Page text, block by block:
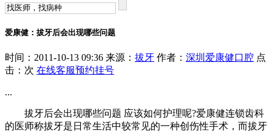
爱康健：拔牙后会出现哪些问题
时间：2011-10-13 09:36 来源： 拔牙 作者： 深圳爱康健口腔 点
击： 次 在线客服预约挂号
...
拔牙后会出现哪些问题 应该如何护理呢?爱康健连锁齿科
的医师称拔牙是日常生活中较常见的一种创伤性手术，而拔牙